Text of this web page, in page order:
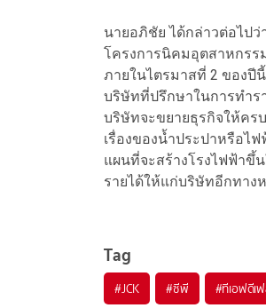
นายอภิชัย ได้กล่าวต่อไป
โครงการนิคมอุตสาหกรร
ภายในไตรมาสที่ 2 ของปี
บริษัทที่ปรึกษาในการทำร
บริษัทจะขยายธุรกิจให้คร
เรื่องของน้ำประปาหรือไ
แผนที่จะสร้างโรงไฟฟ้าขึ้
รายได้ให้แก่บริษัทอีกทาง
Tag
#JCK #ซีพี #ทีเอฟดีเ